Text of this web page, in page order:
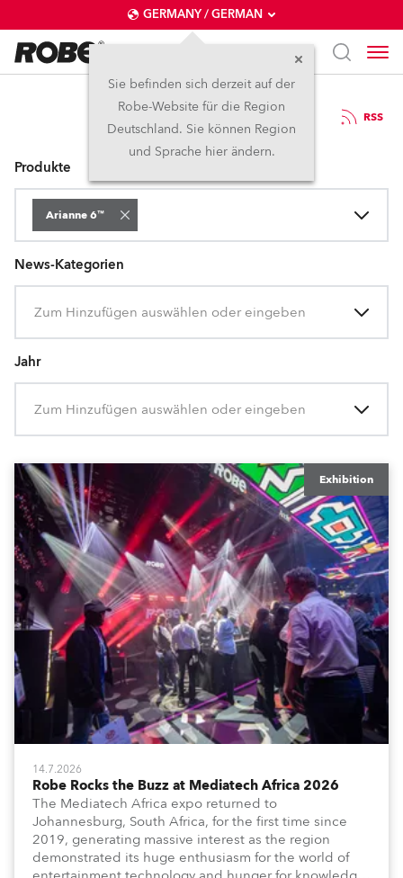
GERMANY / GERMAN
Sie befinden sich derzeit auf der
Robe-Website für die Region
Deutschland. Sie können Region
und Sprache hier ändern.
Pressemitteilungen RSS
Produkte
Arianne 6™
News-Kategorien
Zum Hinzufügen auswählen oder eingeben
Jahr
Zum Hinzufügen auswählen oder eingeben
Exhibition
14.7.2026
Robe Rocks the Buzz at Mediatech Africa 2026
The Mediatech Africa expo returned to
Johannesburg, South Africa, for the first time since
2019, generating massive interest as the region
demonstrated its huge enthusiasm for the world of